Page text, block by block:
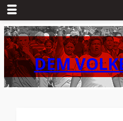
Zum
Inhalt
springenDEM